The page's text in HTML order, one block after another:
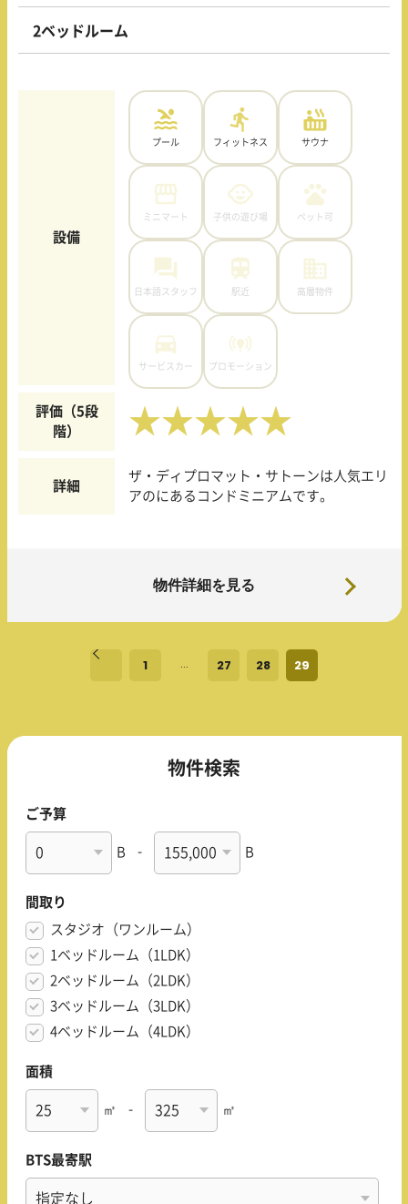
2ベッドルーム
設備
プール フィットネス サウナ
ミニマート 子供の遊び場 ペット可
日本語スタッフ 駅近 高層物件
サービスカー プロモーション
評価（5段
階）
★★★★★
詳細
ザ・ディプロマット・サトーンは人気エリ
アのにあるコンドミニアムです。
物件詳細を見る
1 … 27 28 29
物件検索
ご予算
B - B
間取り
スタジオ（ワンルーム）
1ベッドルーム（1LDK）
2ベッドルーム（2LDK）
3ベッドルーム（3LDK）
4ベッドルーム（4LDK）
面積
㎡ - ㎡
BTS最寄駅